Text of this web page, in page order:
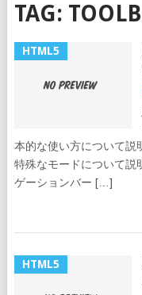
TAG:
HTML5
本的な使い方について説
特殊なモードについて説
ゲーションバー […]
HTML5